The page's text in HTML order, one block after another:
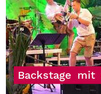
Backstage mit